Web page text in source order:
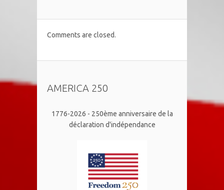
Comments are closed.
AMERICA 250
1776-2026 - 250ème anniversaire de la
déclaration d'indépendance